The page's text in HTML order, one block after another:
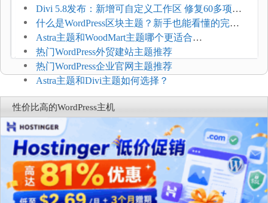
Divi 5.8发布：新增可自定义工作区 修复60多项问
题
什么是WordPress区块主题？新手也能看懂的完整
介绍
Astra主题和WoodMart主题哪个更适合
WooCommerce
热门WordPress外贸建站主题推荐
热门WordPress企业官网主题推荐
Astra主题和Divi主题如何选择？
性价比高的WordPress主机